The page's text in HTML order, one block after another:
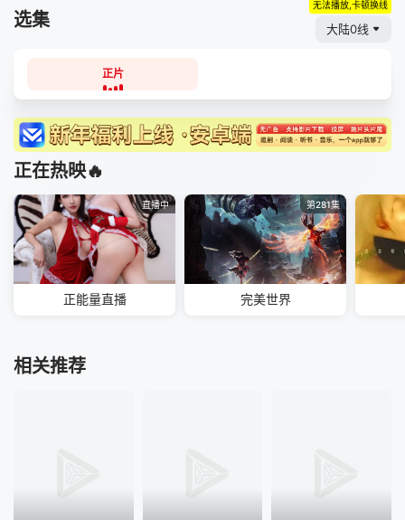
选集 大陆0线
正片
正在热映🔥
直播中
正能量直播
第281集
完美世界
相关推荐